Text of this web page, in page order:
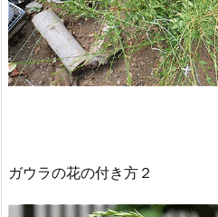
ガウラの花の付き方２